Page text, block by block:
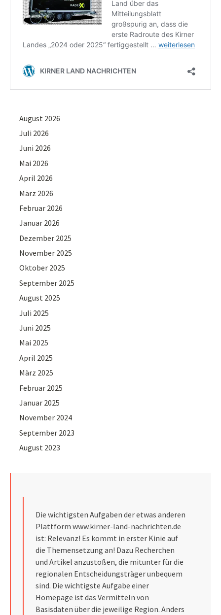
August 2026
Juli 2026
Juni 2026
Mai 2026
April 2026
März 2026
Februar 2026
Januar 2026
Dezember 2025
November 2025
Oktober 2025
September 2025
August 2025
Juli 2025
Juni 2025
Mai 2025
April 2025
März 2025
Februar 2025
Januar 2025
November 2024
September 2023
August 2023
Die wichtigsten Aufgaben der etwas anderen
Plattform www.kirner-land-nachrichten.de
ist: Relevanz! Es kommt in erster Kinie auf
die Themensetzung an! Dazu Recherchen
und Artikel anzustoßen, die mitunter für die
regionalen Entscheidungsträger unbequem
sind. Die wichtigste Aufgabe einer
Homepage ist das Vermitteln von
Basisdaten über die jeweilige Region. Anders